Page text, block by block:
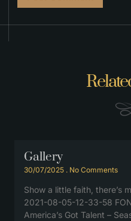
Gallery
30/07/2025 No Comments
Show a little faith, there’s
2021-08-05-12-33-58
America’s Got Talent –